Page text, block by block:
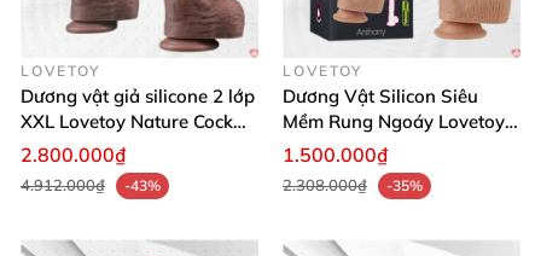
LOVETOY
Dương vật giả silicone 2 lớp
XXL Lovetoy Nature Cock
siêu chân thật
2.800.000₫
4.912.000₫ -43%
LOVETOY
Dương Vật Silicon Siêu
Mềm Rung Ngoáy Lovetoy
Anthony Mỹ Chính Hãng
1.500.000₫
2.308.000₫ -35%